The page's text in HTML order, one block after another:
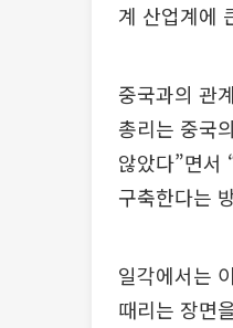
계 산업계에
중국과의 관
총리는 중국
않았다”면서
구축한다는
일각에서는
때리는 장면